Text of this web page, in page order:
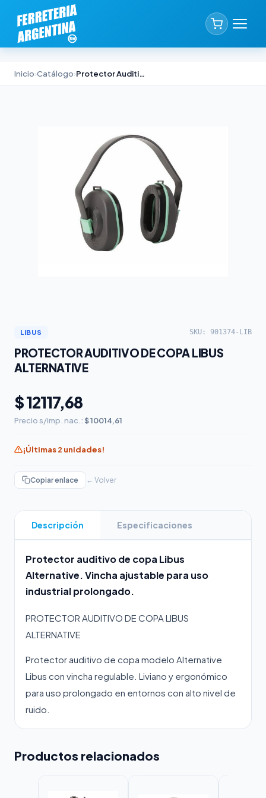
Inicio›Catálogo› Protector Auditivo de Copa Libus Alternative
LIBUS SKU: 901374-LIB
PROTECTOR AUDITIVO DE COPA LIBUS
ALTERNATIVE
$ 12117,68
Precio s/imp. nac.: $ 10014,61
¡Últimas 2 unidades!
Copiar enlace ← Volver
Descripción Especificaciones
Protector auditivo de copa Libus
Alternative. Vincha ajustable para uso
industrial prolongado.
PROTECTOR AUDITIVO DE COPA LIBUS
ALTERNATIVE
Protector auditivo de copa modelo Alternative
Libus con vincha regulable. Liviano y ergonómico
para uso prolongado en entornos con alto nivel de
ruido.
Productos relacionados